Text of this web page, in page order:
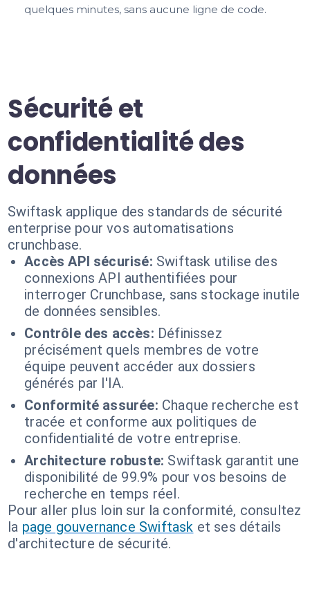
quelques minutes, sans aucune ligne de code.
Sécurité et
confidentialité des
données
Swiftask applique des standards de sécurité
enterprise pour vos automatisations
crunchbase.
Accès API sécurisé: Swiftask utilise des
connexions API authentifiées pour
interroger Crunchbase, sans stockage inutile
de données sensibles.
Contrôle des accès: Définissez
précisément quels membres de votre
équipe peuvent accéder aux dossiers
générés par l'IA.
Conformité assurée: Chaque recherche est
tracée et conforme aux politiques de
confidentialité de votre entreprise.
Architecture robuste: Swiftask garantit une
disponibilité de 99.9% pour vos besoins de
recherche en temps réel.
Pour aller plus loin sur la conformité, consultez
la page gouvernance Swiftask et ses détails
d'architecture de sécurité.